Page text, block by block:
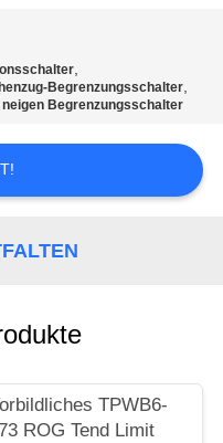
,
Begrenzungsschalter,
Begrenzungsschalter
TPWB6-
ROG Tend Limit